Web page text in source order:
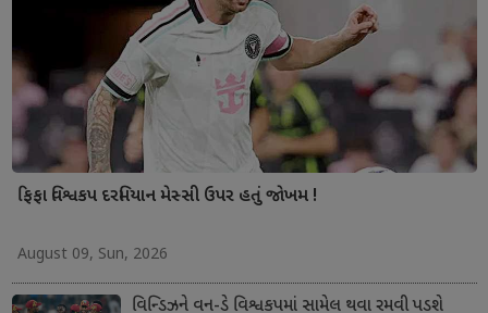
ફિફા વિશ્વકપ દરમિયાન મેસ્સી ઉપર હતું જોખમ !
August 09, Sun, 2026
વિન્ડિઝને વન-ડે વિશ્વકપમાં સામેલ થવા રમવી પડશે